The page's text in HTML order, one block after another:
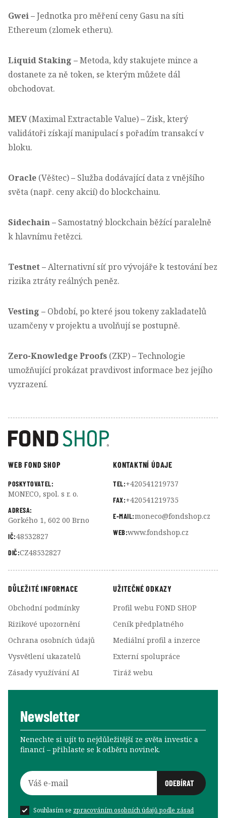
Gwei–Jednotka pro měření ceny Gasu na síti
Ethereum (zlomek etheru).
Liquid Staking –Metoda, kdy stakujete mince a
dostanete za ně token, se kterým můžete dál
obchodovat.
MEV(Maximal Extractable Value)– Zisk, který
validátoři získají manipulací s pořadím transakcí v
bloku.
Oracle (Věštec)– Služba dodávající data z vnějšího
světa (např. ceny akcií) do blockchainu.
Sidechain– Samostatný blockchain běžící paralelně
k hlavnímu řetězci.
Testnet–Alternativní síť pro vývojáře k testování bez
rizika ztráty reálných peněz.
Vesting – Období, po které jsou tokeny zakladatelů
uzamčeny v projektu a uvolňují se postupně.
Zero-Knowledge Proofs (ZKP)–Technologie
umožňující prokázat pravdivost informace bez jejího
vyzrazení.
WEB FOND SHOP
POSKYTOVATEL:
MONECO, spol. s r. o.
ADRESA:
Gorkého 1, 602 00 Brno
IČ:48532827
DIČ:CZ48532827
KONTAKTNÍ ÚDAJE
TEL:+420541219737
FAX:+420541219735
E-MAIL:moneco@fondshop.cz
WEB:www.fondshop.cz
DŮLEŽITÉ INFORMACE
Obchodní podmínky
Rizikové upozornění
Ochrana osobních údajů
Vysvětlení ukazatelů
Zásady využívání AI
UŽITEČNÉ ODKAZY
Profil webu FOND SHOP
Ceník předplatného
Mediální profil a inzerce
Externí spolupráce
Tiráž webu
Newsletter
Nenechte si ujít to nejdůležitější ze světa investic a
financí –⁠⁠⁠⁠⁠⁠ přihlaste se k odběru novinek.
Souhlasím se zpracováním osobních údajů podle zásad